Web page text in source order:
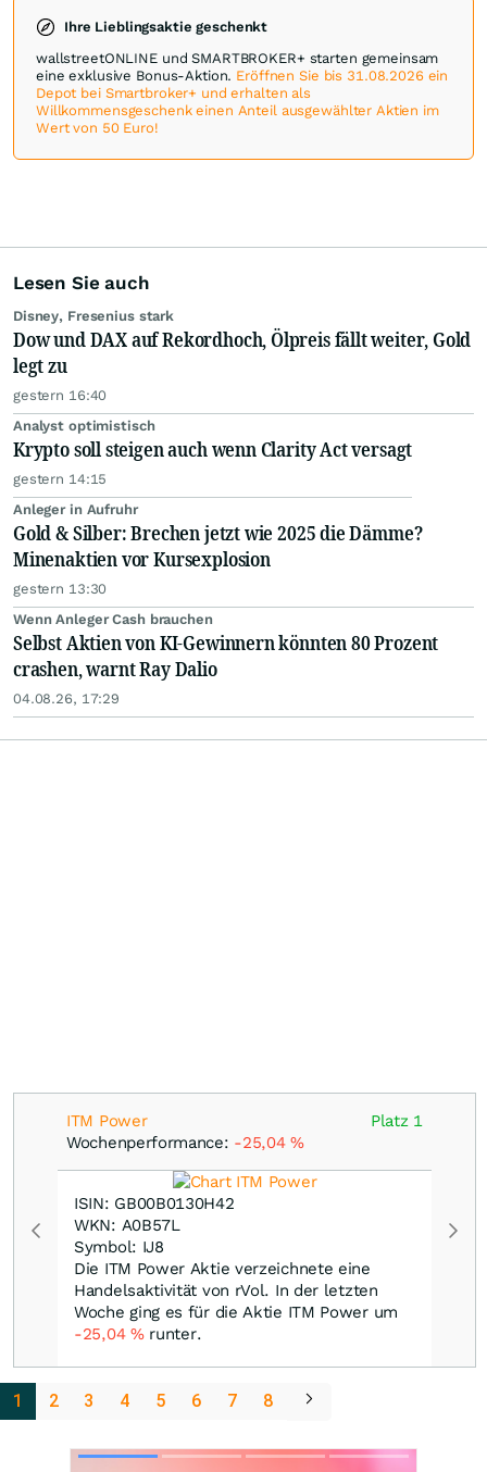
Ihre Lieblingsaktie geschenkt
wallstreetONLINE und SMARTBROKER+ starten gemeinsam
eine exklusive Bonus-Aktion. Eröffnen Sie bis 31.08.2026 ein
Depot bei Smartbroker+ und erhalten als
Willkommensgeschenk einen Anteil ausgewählter Aktien im
Wert von 50 Euro!
Lesen Sie auch
Disney, Fresenius stark
Dow und DAX auf Rekordhoch, Ölpreis fällt weiter, Gold
legt zu
gestern 16:40
Analyst optimistisch
Krypto soll steigen auch wenn Clarity Act versagt
gestern 14:15
Anleger in Aufruhr
Gold & Silber: Brechen jetzt wie 2025 die Dämme?
Minenaktien vor Kursexplosion
gestern 13:30
Wenn Anleger Cash brauchen
Selbst Aktien von KI-Gewinnern könnten 80 Prozent
crashen, warnt Ray Dalio
04.08.26, 17:29
ITM Power
Wochenperformance: -25,04%
Platz 1
ISIN: GB00B0130H42
WKN: A0B57L
Symbol: IJ8
Die ITM Power Aktie verzeichnete eine
Handelsaktivität von rVol. In der letzten
Woche ging es für die Aktie ITM Power um
-25,04 %runter.
1 2 3 4 5 6 7 8